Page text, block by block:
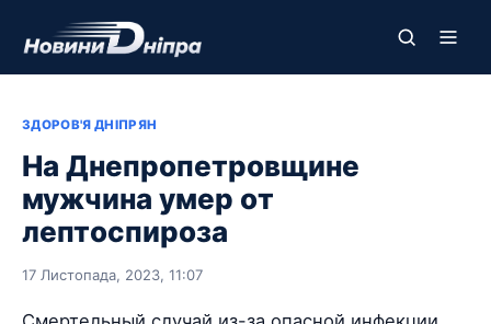
ЗДОРОВ'Я ДНІПРЯН
На Днепропетровщине
мужчина умер от
лептоспироза
17 Листопада, 2023, 11:07